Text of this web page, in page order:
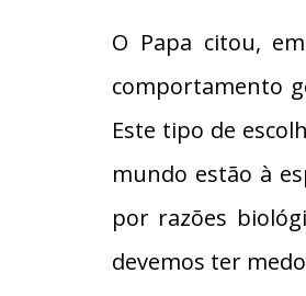
O Papa citou,
comportamento
Este tipo de
mundo estão à
por razões
devemos ter